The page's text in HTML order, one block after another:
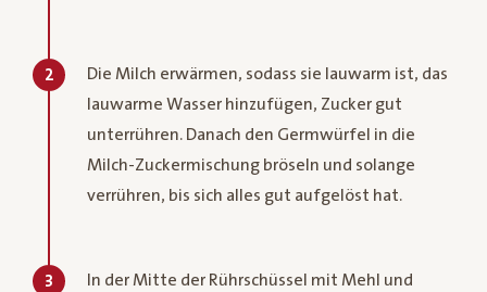
2
Die Milch erwärmen, sodass sie lauwarm ist, das
lauwarme Wasser hinzufügen, Zucker gut
unterrühren. Danach den Germwürfel in die
Milch-Zuckermischung bröseln und solange
verrühren, bis sich alles gut aufgelöst hat.
3
In der Mitte der Rührschüssel mit Mehl und